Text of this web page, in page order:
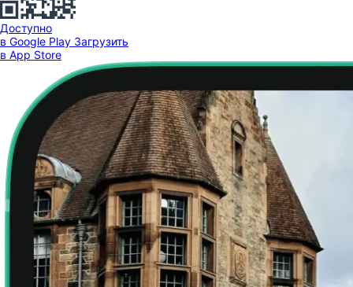
Доступно
в Google Play Загрузить
в App Store